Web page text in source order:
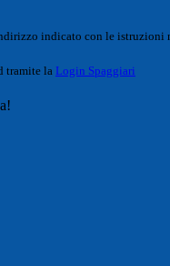
indicato con le istruzioni
tramite la Login Spaggiari